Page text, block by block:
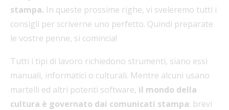
stampa. In queste prossime righe, vi sveleremo tutti i
consigli per scriverne uno perfetto. Quindi preparate
le vostre penne, si comincia!
Tutti i tipi di lavoro richiedono strumenti, siano essi
manuali, informatici o culturali. Mentre alcuni usano
martelli ed altri potenti software, il mondo della
cultura è governato dai comunicati stampa: brevi